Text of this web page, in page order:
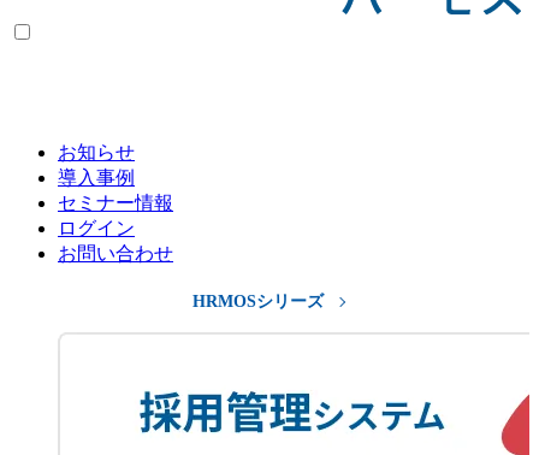
お知らせ
導入事例
セミナー情報
ログイン
お問い合わせ
HRMOSシリーズ